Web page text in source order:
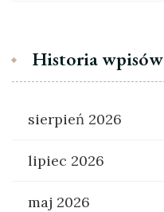
Historia wpisów
sierpień 2026
lipiec 2026
maj 2026